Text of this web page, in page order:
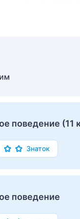
поведение (11
Знаток
поведение